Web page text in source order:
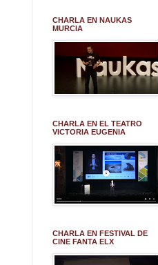
CHARLA EN NAUKAS
MURCIA
CHARLA EN EL TEATRO
VICTORIA EUGENIA
CHARLA EN FESTIVAL DE
CINE FANTA ELX